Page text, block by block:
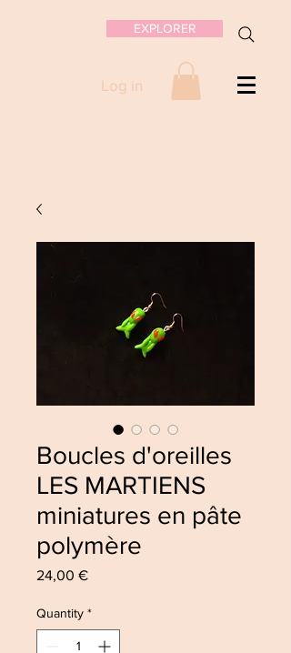
EXPLORER
Log in
Boucles d'oreilles
LES MARTIENS
miniatures en pâte
polymère
24,00 €Price
Quantity *